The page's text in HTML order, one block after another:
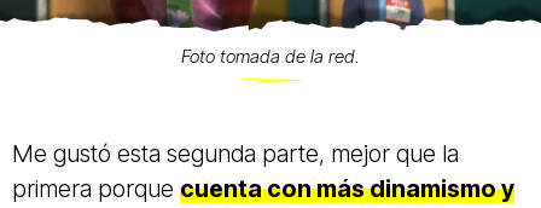
Foto tomada de la red.
Me gustó esta segunda parte, mejor que la
primera porque cuenta con más dinamismo y